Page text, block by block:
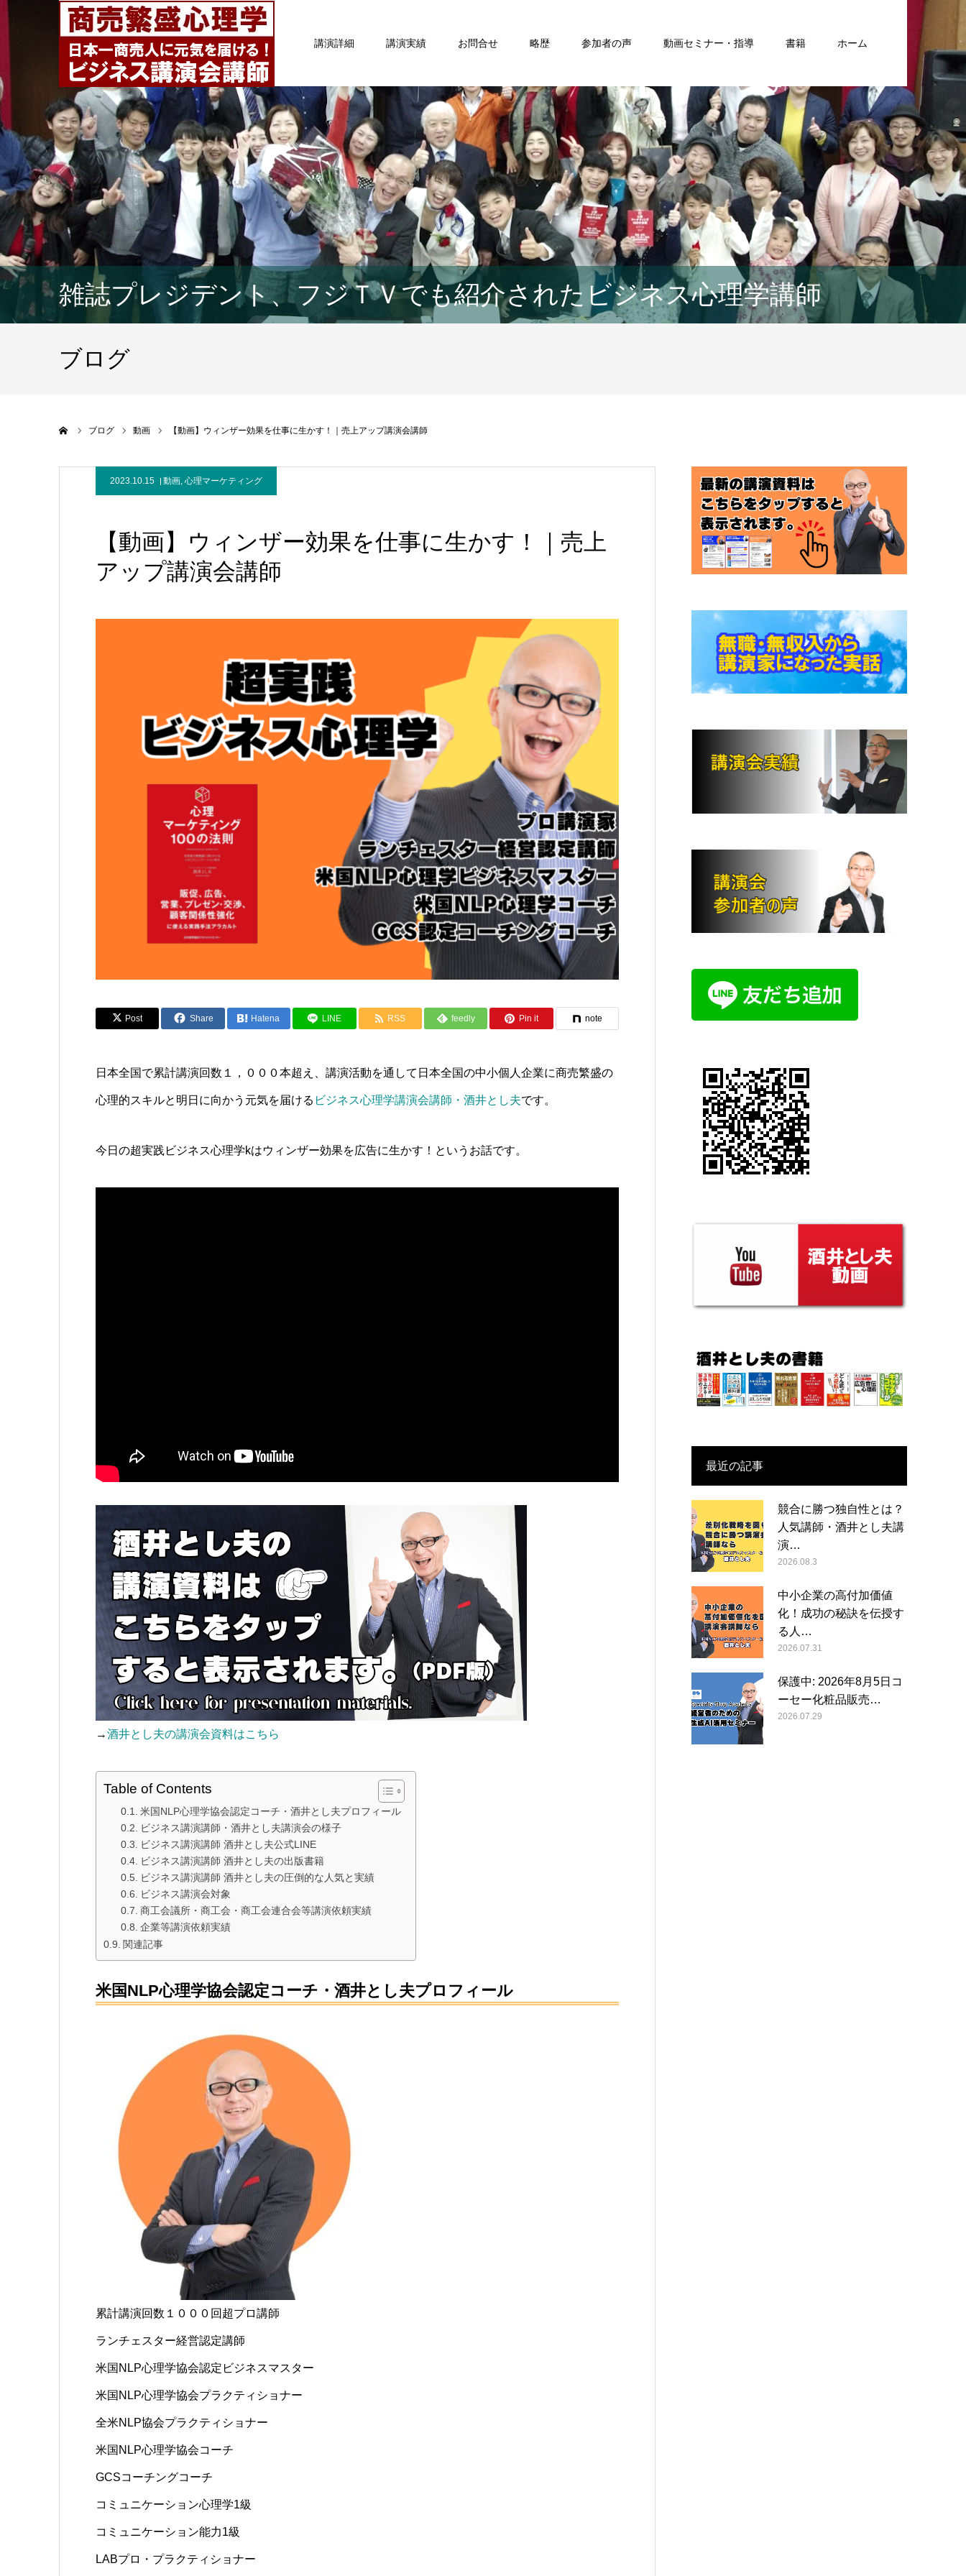
講演詳細 講演実績 お問合せ 略歴 参加者の声 動画セミナー・指導 書籍 ホーム
雑誌プレジデント、フジＴＶでも紹介されたビジネス心理学講師
ブログ
ブログ 動画 【動画】ウィンザー効果を仕事に生かす！｜売上アップ講演会講師
2023.10.15 動画, 心理マーケティング
【動画】ウィンザー効果を仕事に生かす！｜売上
アップ講演会講師
Post Share Hatena LINE RSS feedly Pin it note
日本全国で累計講演回数１，０００本超え、講演活動を通して日本全国の中小個人企業に商売繁盛の
心理的スキルと明日に向かう元気を届ける ビジネス心理学講演会講師・酒井とし夫です。
今日の超実践ビジネス心理学kはウィンザー効果を広告に生かす！というお話です。
→酒井とし夫の講演会資料はこちら
Table of Contents
米国NLP心理学協会認定コーチ・酒井とし夫プロフィール
ビジネス講演講師・酒井とし夫講演会の様子
ビジネス講演講師 酒井とし夫公式LINE
ビジネス講演講師 酒井とし夫の出版書籍
ビジネス講演講師 酒井とし夫の圧倒的な人気と実績
ビジネス講演会対象
商工会議所・商工会・商工会連合会等講演依頼実績
企業等講演依頼実績
関連記事
米国NLP心理学協会認定コーチ・酒井とし夫プロフィール
累計講演回数１０００回超プロ講師
ランチェスター経営認定講師
米国NLP心理学協会認定ビジネスマスター
米国NLP心理学協会プラクティショナー
全米NLP協会プラクティショナー
米国NLP心理学協会コーチ
GCSコーチングコーチ
コミュニケーション心理学1級
コミュニケーション能力1級
LABプロ・プラクティショナー
最近の記事
競合に勝つ独自性とは？
人気講師・酒井とし夫講
演…
2026.08.3
中小企業の高付加価値
化！成功の秘訣を伝授す
る人…
2026.07.31
保護中: 2026年8月5日コ
ーセー化粧品販売…
2026.07.29